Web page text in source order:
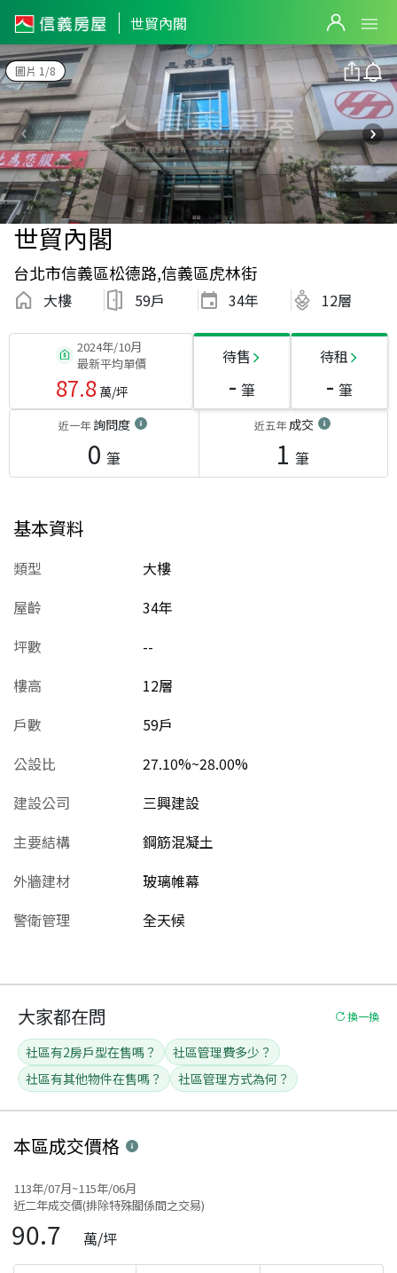
世貿內閣
圖片 1/8
世貿內閣
台北市信義區松德路,信義區虎林街
大樓 59戶 34年 12層
2024年/10月
最新平均單價
87.8萬/坪
待售
- 筆
待租
- 筆
近一年詢問度
0 筆
近五年成交
1 筆
基本資料
類型
大樓
屋齡
34年
坪數
--
樓高
12層
戶數
59戶
公設比
27.10%~28.00%
建設公司
三興建設
主要結構
鋼筋混凝土
外牆建材
玻璃帷幕
警衛管理
全天候
大家都在問 換一換
社區有2房戶型在售嗎？
社區管理費多少？
社區有其他物件在售嗎？
社區管理方式為何？
本區成交價格
113年/07月~115年/06月
近二年成交價(排除特殊關係間之交易)
90.7 萬/坪